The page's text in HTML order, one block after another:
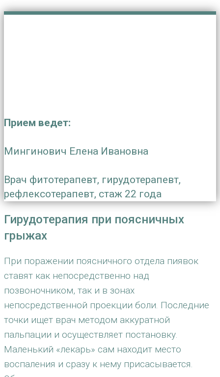
Прием ведет:
Мингинович Елена Ивановна
Врач фитотерапевт, гирудотерапевт,
рефлексотерапевт, стаж 22 года
Гирудотерапия при поясничных
грыжах
При поражении поясничного отдела пиявок
ставят как непосредственно над
позвоночником, так и в зонах
непосредственной проекции боли. Последние
точки ищет врач методом аккуратной
пальпации и осуществляет постановку.
Маленький «лекарь» сам находит место
воспаления и сразу к нему присасывается.